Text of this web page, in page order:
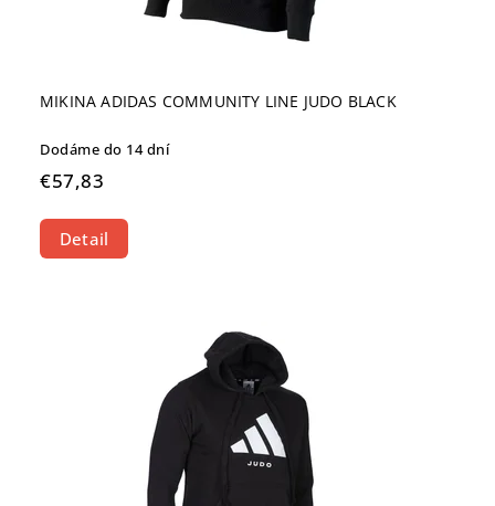
MIKINA ADIDAS COMMUNITY LINE JUDO BLACK
Dodáme do 14 dní
€57,83
Detail